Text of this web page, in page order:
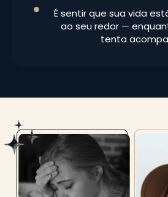
É sentir que sua vida
ao seu redor —
tenta